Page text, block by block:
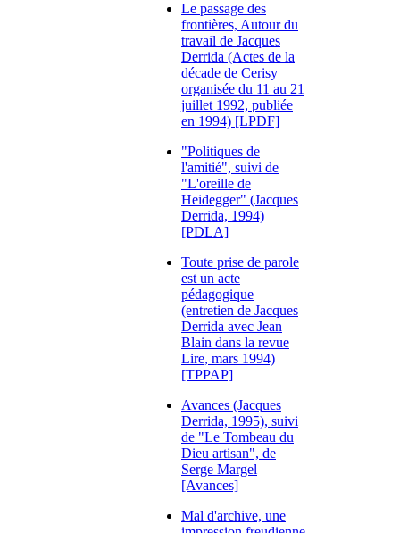
Le passage des
frontières, Autour du
travail de Jacques
Derrida (Actes de la
décade de Cerisy
organisée du 11 au 21
juillet 1992, publiée
en 1994) [LPDF]
"Politiques de
l'amitié", suivi de
"L'oreille de
Heidegger" (Jacques
Derrida, 1994)
[PDLA]
Toute prise de parole
est un acte
pédagogique
(entretien de Jacques
Derrida avec Jean
Blain dans la revue
Lire, mars 1994)
[TPPAP]
Avances (Jacques
Derrida, 1995), suivi
de "Le Tombeau du
Dieu artisan", de
Serge Margel
[Avances]
Mal d'archive, une